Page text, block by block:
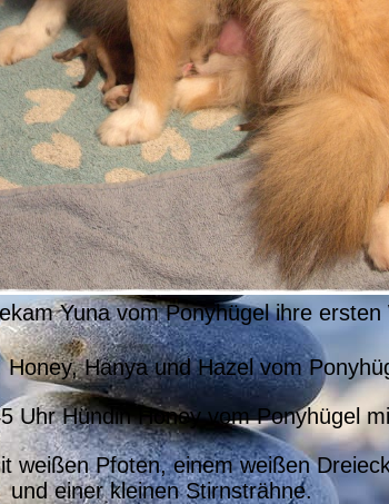
Yuna vom Ponyhügel ihre ersten
Honey, Hanya und Hazel vom
Uhr Hündin Honey vom Ponyhügel
weißen Pfoten, einem weißen
und einer kleinen Stirnsträhne.